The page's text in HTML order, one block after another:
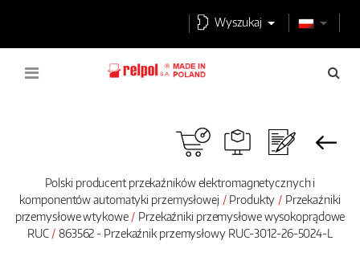
Wyszukaj
Polski producent przekaźników elektromagnetycznych i
komponentów automatyki przemysłowej
Produkty
Przekaźniki
przemysłowe wtykowe
Przekaźniki przemysłowe wysokoprądowe
RUC
863562 - Przekaźnik przemysłowy RUC-3012-26-5024-L